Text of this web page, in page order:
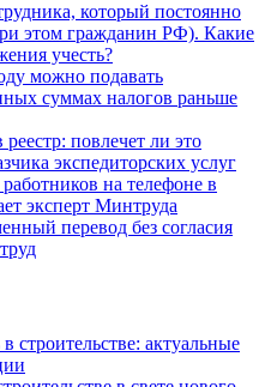
который постоянно
этом гражданин РФ). Какие
учесть?
можно подавать
суммах налогов раньше
повлечет ли это
экспедиторских услуг
на телефоне в
эксперт Минтруда
перевод без согласия
актуальные